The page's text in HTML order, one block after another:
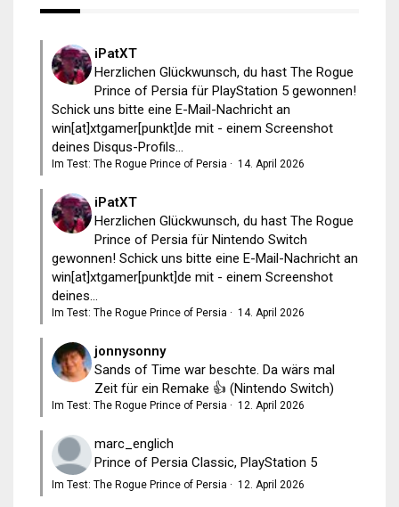
iPatXT
Herzlichen Glückwunsch, du hast The Rogue
Prince of Persia für PlayStation 5 gewonnen!
Schick uns bitte eine E-Mail-Nachricht an
win[at]xtgamer[punkt]de mit - einem Screenshot
deines Disqus-Profils...
Im Test: The Rogue Prince of Persia · 14. April 2026
iPatXT
Herzlichen Glückwunsch, du hast The Rogue
Prince of Persia für Nintendo Switch
gewonnen! Schick uns bitte eine E-Mail-Nachricht an
win[at]xtgamer[punkt]de mit - einem Screenshot
deines...
Im Test: The Rogue Prince of Persia · 14. April 2026
jonnysonny
Sands of Time war beschte. Da wärs mal
Zeit für ein Remake 👍 (Nintendo Switch)
Im Test: The Rogue Prince of Persia · 12. April 2026
marc_englich
Prince of Persia Classic, PlayStation 5
Im Test: The Rogue Prince of Persia · 12. April 2026